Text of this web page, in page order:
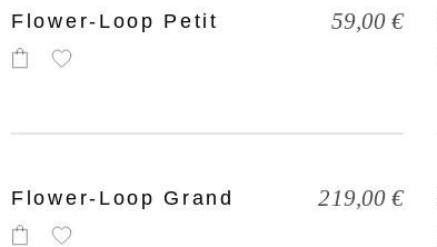
Flower-Loop Petit 59,00€
Flower-Loop Grand 219,00€